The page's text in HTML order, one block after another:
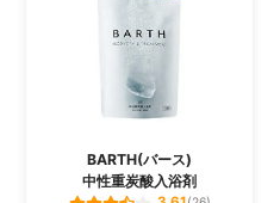
BARTH(バース)
中性重炭酸入浴剤